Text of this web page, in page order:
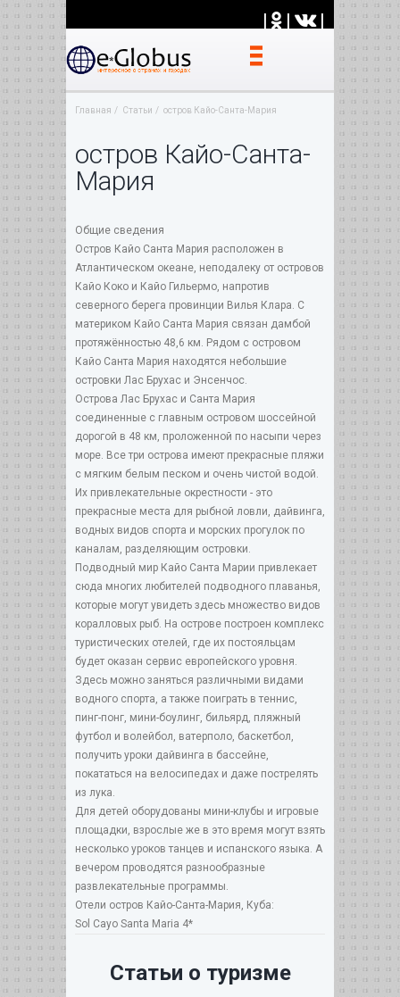
| | |
Главная Статьи остров Кайо-Санта-Мария
остров Кайо-Санта-
Мария
Общие сведения
Остров Кайо Санта Мария расположен в
Атлантическом океане, неподалеку от островов
Кайо Коко и Кайо Гильермо, напротив
северного берега провинции Вилья Клара. С
материком Кайо Санта Мария связан дамбой
протяжённостью 48,6 км. Рядом с островом
Кайо Санта Мария находятся небольшие
островки Лас Брухас и Энсенчос.
Острова Лас Брухас и Санта Мария
соединенные с главным островом шоссейной
дорогой в 48 км, проложенной по насыпи через
море. Все три острова имеют прекрасные пляжи
с мягким белым песком и очень чистой водой.
Их привлекательные окрестности - это
прекрасные места для рыбной ловли, дайвинга,
водных видов спорта и морских прогулок по
каналам, разделяющим островки.
Подводный мир Кайо Санта Марии привлекает
сюда многих любителей подводного плаванья,
которые могут увидеть здесь множество видов
коралловых рыб. На острове построен комплекс
туристических отелей, где их постояльцам
будет оказан сервис европейского уровня.
Здесь можно заняться различными видами
водного спорта, а также поиграть в теннис,
пинг-понг, мини-боулинг, бильярд, пляжный
футбол и волейбол, ватерполо, баскетбол,
получить уроки дайвинга в бассейне,
покататься на велосипедах и даже пострелять
из лука.
Для детей оборудованы мини-клубы и игровые
площадки, взрослые же в это время могут взять
несколько уроков танцев и испанского языка. А
вечером проводятся разнообразные
развлекательные программы.
Отели остров Кайо-Санта-Мария, Куба:
Sol Cayo Santa Maria 4*
Статьи о туризме